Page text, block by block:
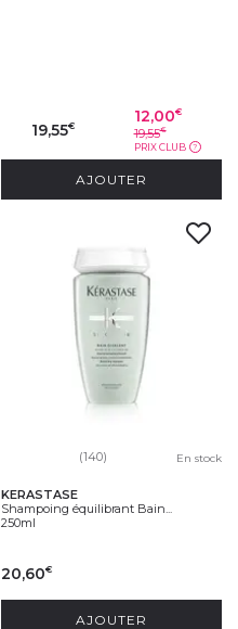
19,55€
12,00€
19,55€
PRIX CLUB ?
AJOUTER
(140) En stock
KERASTASE
Shampoing équilibrant Bain...
250ml
20,60€
AJOUTER